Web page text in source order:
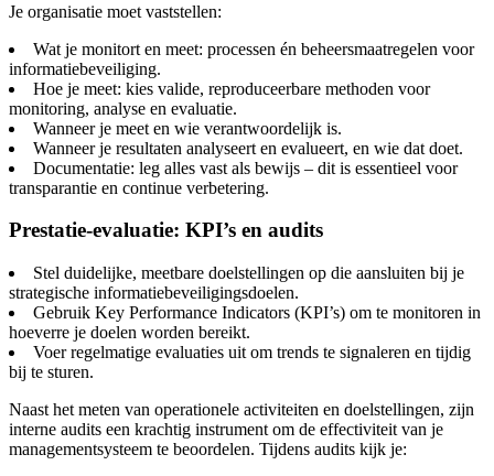
Je organisatie moet vaststellen:
Wat je monitort en meet: processen én beheersmaatregelen voor
informatiebeveiliging.
Hoe je meet: kies valide, reproduceerbare methoden voor
monitoring, analyse en evaluatie.
Wanneer je meet en wie verantwoordelijk is.
Wanneer je resultaten analyseert en evalueert, en wie dat doet.
Documentatie: leg alles vast als bewijs – dit is essentieel voor
transparantie en continue verbetering.
Prestatie-evaluatie: KPI’s en audits
Stel duidelijke, meetbare doelstellingen op die aansluiten bij je
strategische informatiebeveiligingsdoelen.
Gebruik Key Performance Indicators (KPI’s) om te monitoren in
hoeverre je doelen worden bereikt.
Voer regelmatige evaluaties uit om trends te signaleren en tijdig
bij te sturen.
Naast het meten van operationele activiteiten en doelstellingen, zijn
interne audits een krachtig instrument om de effectiviteit van je
managementsysteem te beoordelen. Tijdens audits kijk je: